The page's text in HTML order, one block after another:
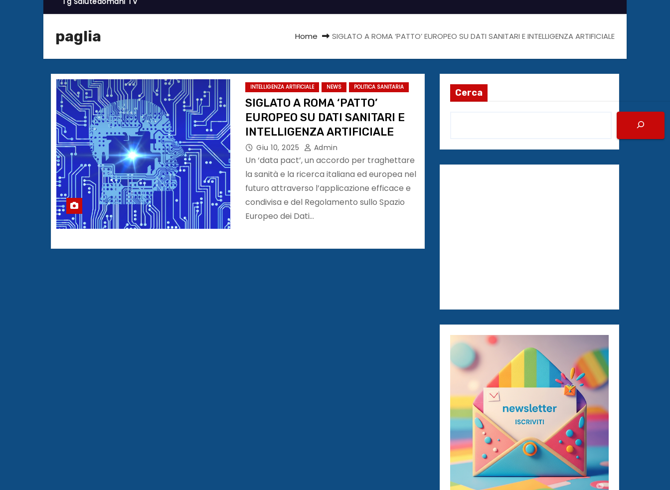
paglia Home SIGLATO A ROMA ‘PATTO’ EUROPEO SU DATI SANITARI E INTELLIGENZA ARTIFICIALE
INTELLIGENZA ARTIFICIALE NEWS POLITICA SANITARIA
SIGLATO A ROMA ‘PATTO’
EUROPEO SU DATI SANITARI E
INTELLIGENZA ARTIFICIALE
Giu 10, 2025 Admin
Un ‘data pact’, un accordo per traghettare
la sanità e la ricerca italiana ed europea nel
futuro attraverso l’applicazione efficace e
condivisa e del Regolamento sullo Spazio
Europeo dei Dati…
Cerca